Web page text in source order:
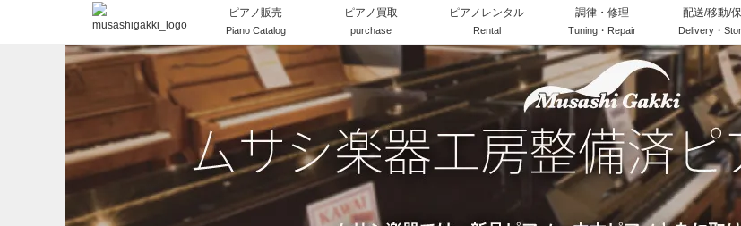
ピアノ販売
Piano Catalog
ピアノ買取
purchase
ピアノレンタル
Rental
調律・修理
Tuning・Repair
配送/移動/
Delivery・